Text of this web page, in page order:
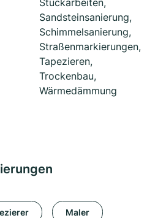
Stuckarbeiten,
Sandsteinsanierung,
Schimmelsanierung,
Straßenmarkierungen,
Tapezieren,
Trockenbau,
Wärmedämmung
Maler